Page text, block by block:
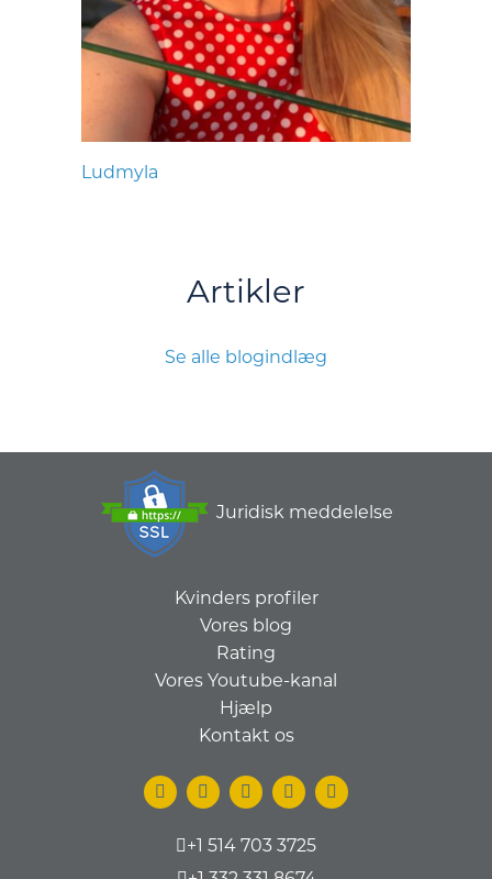
Ludmyla
Artikler
Se alle blogindlæg
Juridisk meddelelse
Kvinders profiler
Vores blog
Rating
Vores Youtube-kanal
Hjælp
Kontakt os
+1 514 703 3725